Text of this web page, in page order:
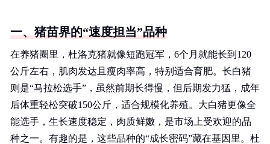
一、猪苗界的“速度担当”品种
在养猪圈里，杜洛克猪就像短跑冠军，6个月就能长到120
公斤左右，肌肉发达且瘦肉率高，特别适合育肥。长白猪
则是“马拉松选手”，虽然前期长得慢，但后期发力猛，成年
后体重轻松突破150公斤，适合规模化养殖。大白猪更像全
能选手，生长速度稳定，肉质鲜嫩，是市场上受欢迎的品
种之一。有趣的是，这些品种的“成长密码”藏在基因里。杜